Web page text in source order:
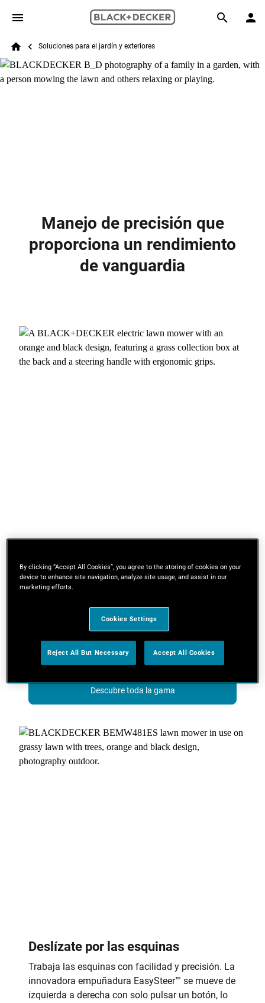
Skip to main content
Search
Breadcrumb
Soluciones para el jardín y exteriores
Manejo de precisión que
proporciona un rendimiento
de vanguardia
Toma el control total de tu césped. Nuestra nueva
gama de cortacéspedes te ofrece todo lo que
Diseñados para ofrecer precisión en las esquinas
y la máxima maniobrabilidad, los mandos de la
empuñadura EasySteer™ hacen que segar sea
más fácil que nunca.
Descubre toda la gama
Deslízate por las esquinas
Trabaja las esquinas con facilidad y precisión. La
innovadora empuñadura EasySteer™ se mueve de
izquierda a derecha con solo pulsar un botón, lo
By clicking “Accept All Cookies”, you agree to the storing of cookies on your
device to enhance site navigation, analyze site usage, and assist in our
marketing efforts.
Cookies Settings
Reject All But Necessary Accept All Cookies